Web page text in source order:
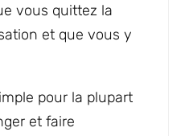
vous quittez la
et que vous y
pour la plupart
et faire